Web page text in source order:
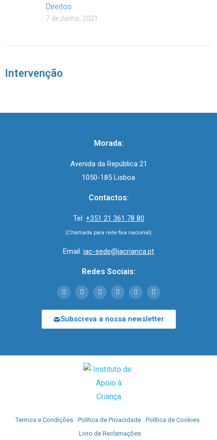
Direitos
7 de Junho, 2021
Intervenção
Morada:
Avenida da República 21
1050-185 Lisboa
Contactos:
Tel: +351 21 361 78 80
(Chamada para rede fixa nacional)
Email: iac-sede@iacrianca.pt
Redes Sociais:
Subscreva a nossa newsletter
Termos e Condições Política de Privacidade
Política de Cookies
Livro de Reclamações